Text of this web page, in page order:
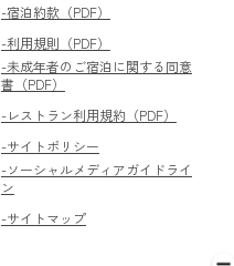
-宿泊約款（PDF）
-利用規則（PDF）
-未成年者のご宿泊に関する同意
書（PDF）
-レストラン利用規約（PDF）
-サイトポリシー
-ソーシャルメディアガイドライ
ン
-サイトマップ